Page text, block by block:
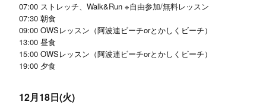
07:00 ストレッチ、Walk&Run ※自由参加/無料レッスン
07:30 朝食
09:00 OWSレッスン（阿波連ビーチorとかしくビーチ）
13:00 昼食
15:00 OWSレッスン（阿波連ビーチorとかしくビーチ）
19:00 夕食
12月18日(火)